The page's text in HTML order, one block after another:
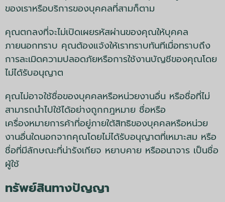
ของเราหรือบริการของบุคคลที่สามก็ตาม
คุณตกลงที่จะไม่เปิดเผยรหัสผ่านของคุณให้บุคคล
ภายนอกทราบ คุณต้องแจ้งให้เราทราบทันทีเมื่อทราบถึง
การละเมิดความปลอดภัยหรือการใช้งานบัญชีของคุณโดย
ไม่ได้รับอนุญาต
คุณไม่อาจใช้ชื่อของบุคคลหรือหน่วยงานอื่น หรือชื่อที่ไม่
สามารถนำไปใช้ได้อย่างถูกกฎหมาย ชื่อหรือ
เครื่องหมายการค้าที่อยู่ภายใต้สิทธิของบุคคลหรือหน่วย
งานอื่นใดนอกจากคุณโดยไม่ได้รับอนุญาตที่เหมาะสม หรือ
ชื่อที่มีลักษณะที่น่ารังเกียจ หยาบคาย หรืออนาจาร เป็นชื่อ
ผู้ใช้
ทรัพย์สินทางปัญญา